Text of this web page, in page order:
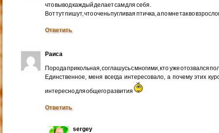
что вывод каждый делает сам для себя.
Вот тут пишут, что очень пугливая птичка, а по мне так во
Ответить
Раиса
Порода прикольная, соглашусь с многими, кто уже отозвался
Единственное, меня всегда интересовало, а почему этих
интересно для общего развития
Ответить
sergey